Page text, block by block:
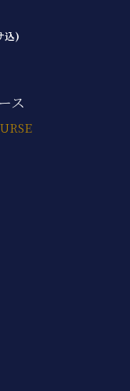
込)
ス